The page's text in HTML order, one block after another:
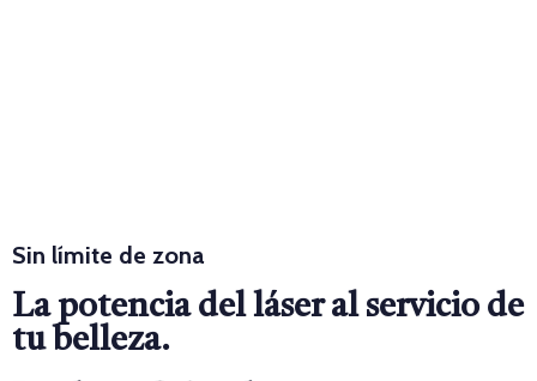
Sin límite de zona
La potencia del láser al servicio de
tu belleza.